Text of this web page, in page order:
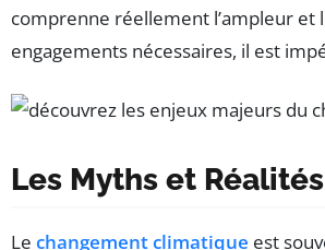
comprenne réellement l’ampleur et
engagements nécessaires, il est
Les Myths et
Le changement climatique est